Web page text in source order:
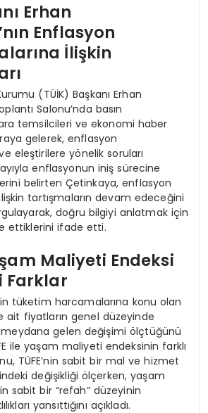
Erhan
Enflasyon
İlişkin
(TÜİK) Başkanı Erhan
Salonu’nda basın
temsilcileri ve ekonomi haber
gelerek, enflasyon
eleştirilere yönelik soruları
enflasyonun iniş sürecine
belirten Çetinkaya, enflasyon
tartışmaların devam edeceğini
doğru bilgiyi anlatmak için
ettiklerini ifade etti.
Maliyeti Endeksi
Farklar
tüketim harcamalarına konu olan
ait fiyatların genel düzeyinde
gelen değişimi ölçtüğünü
ile yaşam maliyeti endeksinin farklı
TÜFE’nin sabit bir mal ve hizmet
değişikliği ölçerken, yaşam
sabit bir “refah” düzeyinin
yansıttığını açıkladı.